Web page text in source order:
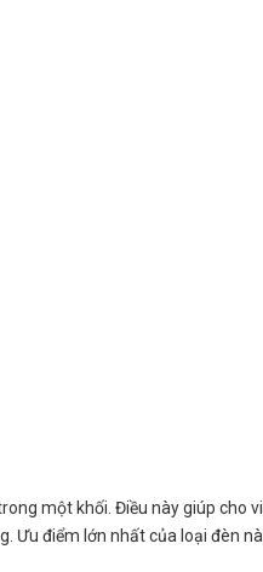
một khối. Điều này giúp cho
Ưu điểm lớn nhất của loại đèn